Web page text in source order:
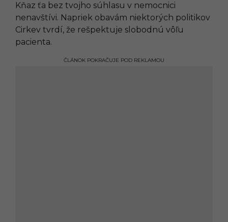
0
6
.
2
,
Kňaz ťa bez tvojho súhlasu v nemocnici
nenavštívi. Napriek obavám niektorých politikov
Cirkev tvrdí, že rešpektuje slobodnú vôľu
pacienta.
ČLÁNOK POKRAČUJE POD REKLAMOU